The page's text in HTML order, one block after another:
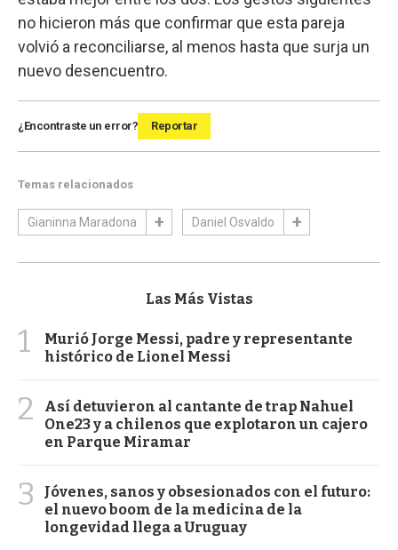
no hicieron más que confirmar que esta pareja
volvió a reconciliarse, al menos hasta que surja un
nuevo desencuentro.
¿Encontraste un error? Reportar
Temas relacionados
Gianinna Maradona Daniel Osvaldo
Las Más Vistas
1
Murió Jorge Messi, padre y representante
histórico de Lionel Messi
2
Así detuvieron al cantante de trap Nahuel
One23 y a chilenos que explotaron un cajero
en Parque Miramar
3
Jóvenes, sanos y obsesionados con el futuro:
el nuevo boom de la medicina de la
longevidad llega a Uruguay